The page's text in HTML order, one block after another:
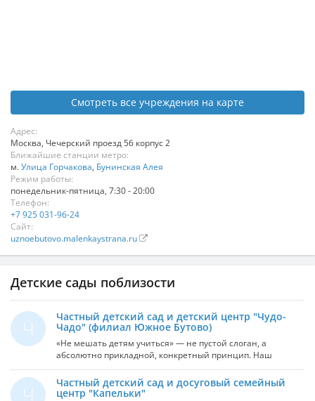
Смотреть все учреждения на карте
Адрес:
Москва, Чечерский проезд 56 корпус 2
Ближайшие станции метро:
м.Улица Горчакова, Бунинская Алея
Режим работы:
понедельник-пятница, 7:30 - 20:00
Телефон:
+7 925 031-96-24
Сайт:
uznoebutovo.malenkaystrana.ru
Детские сады поблизости
Ч
Частный детский сад и детский центр "Чудо-
Чадо" (филиал Южное Бутово)
«Не мешать детям учиться» — не пустой слоган, а
абсолютно прикладной, конкретный принцип. Наш
детский центр работает для вас, чтобы вы могли выбрать
увлекательные и полезные занятия для вашего ребёнка
вне зависимости от возраста, интересов. Есть у нас
Ч
Частный детский сад и досуговый семейный
центр "Капельки"